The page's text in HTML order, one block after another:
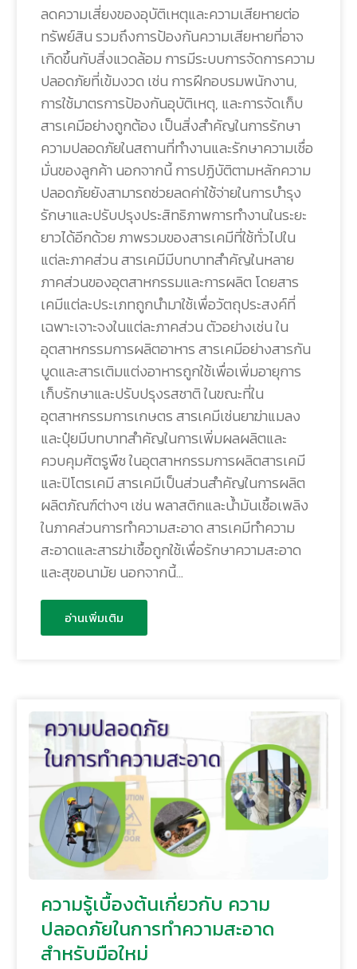
ลดความเสี่ยงของอุบัติเหตุและความเสียหายต่อ
ทรัพย์สิน รวมถึงการป้องกันความเสียหายที่อาจ
เกิดขึ้นกับสิ่งแวดล้อม การมีระบบการจัดการความ
ปลอดภัยที่เข้มงวด เช่น การฝึกอบรมพนักงาน,
การใช้มาตรการป้องกันอุบัติเหตุ, และการจัดเก็บ
สารเคมีอย่างถูกต้อง เป็นสิ่งสำคัญในการรักษา
ความปลอดภัยในสถานที่ทำงานและรักษาความเชื่อ
มั่นของลูกค้า นอกจากนี้ การปฏิบัติตามหลักความ
ปลอดภัยยังสามารถช่วยลดค่าใช้จ่ายในการบำรุง
รักษาและปรับปรุงประสิทธิภาพการทำงานในระยะ
ยาวได้อีกด้วย ภาพรวมของสารเคมีที่ใช้ทั่วไปใน
แต่ละภาคส่วน สารเคมีมีบทบาทสำคัญในหลาย
ภาคส่วนของอุตสาหกรรมและการผลิต โดยสาร
เคมีแต่ละประเภทถูกนำมาใช้เพื่อวัตถุประสงค์ที่
เฉพาะเจาะจงในแต่ละภาคส่วน ตัวอย่างเช่น ใน
อุตสาหกรรมการผลิตอาหาร สารเคมีอย่างสารกัน
บูดและสารเติมแต่งอาหารถูกใช้เพื่อเพิ่มอายุการ
เก็บรักษาและปรับปรุงรสชาติ ในขณะที่ใน
อุตสาหกรรมการเกษตร สารเคมีเช่นยาฆ่าแมลง
และปุ๋ยมีบทบาทสำคัญในการเพิ่มผลผลิตและ
ควบคุมศัตรูพืช ในอุตสาหกรรมการผลิตสารเคมี
และปิโตรเคมี สารเคมีเป็นส่วนสำคัญในการผลิต
ผลิตภัณฑ์ต่างๆ เช่น พลาสติกและน้ำมันเชื้อเพลิง
ในภาคส่วนการทำความสะอาด สารเคมีทำความ
สะอาดและสารฆ่าเชื้อถูกใช้เพื่อรักษาความสะอาด
และสุขอนามัย นอกจากนี้…
อ่านเพิ่มเติม
ความรู้เบื้องต้นเกี่ยวกับ ความ
ปลอดภัยในการทำความสะอาด
สำหรับมือใหม่